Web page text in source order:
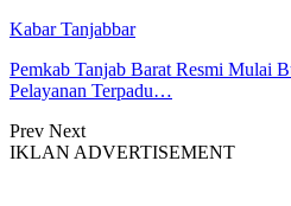
Kabar Tanjabbar
Pemkab Tanjab Barat Resmi Mulai
Pelayanan Terpadu…
Prev Next
IKLAN ADVERTISEMENT